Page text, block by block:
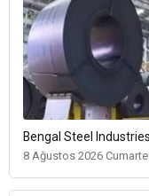
Bengal Steel
8 Ağustos 2026